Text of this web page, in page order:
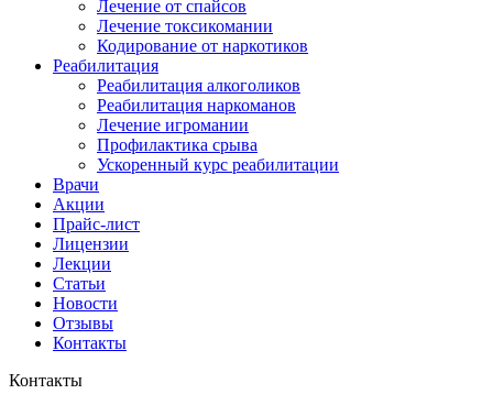
Лечение от спайсов
Лечение токсикомании
Кодирование от наркотиков
Реабилитация
Реабилитация алкоголиков
Реабилитация наркоманов
Лечение игромании
Профилактика срыва
Ускоренный курс реабилитации
Врачи
Акции
Прайс-лист
Лицензии
Лекции
Статьи
Новости
Отзывы
Контакты
Контакты